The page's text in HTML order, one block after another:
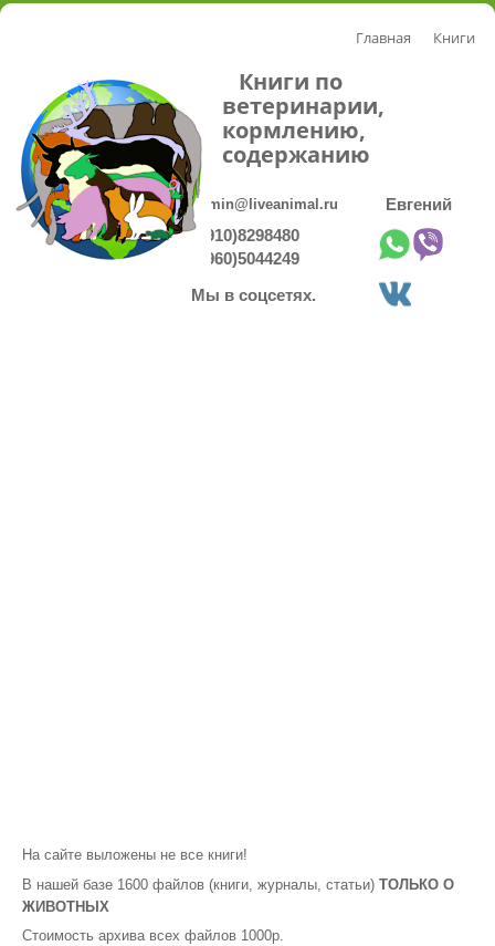
Главная Книги
Книги по
ветеринарии,
кормлению,
содержанию
admin@liveanimal.ru
Евгений
8(910)8298480
8(960)5044249
Мы в соцсетях.
На сайте выложены не все книги!
В нашей базе 1600 файлов (книги, журналы, статьи) ТОЛЬКО О
ЖИВОТНЫХ
Стоимость архива всех файлов 1000р.